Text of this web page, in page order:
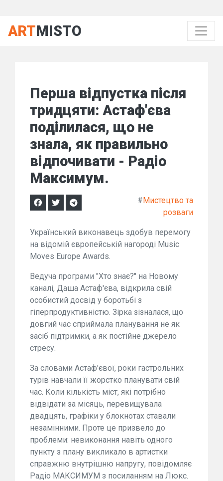
ARTMISTO
Перша відпустка після
тридцяти: Астаф'єва
поділилася, що не
знала, як правильно
відпочивати - Радіо
Максимум.
#Мистецтво та
розваги
Український виконавець здобув перемогу
на відомій європейській нагороді Music
Moves Europe Awards.
Ведуча програми "Хто знає?" на Новому
каналі, Даша Астаф'єва, відкрила свій
особистий досвід у боротьбі з
гіперпродуктивністю. Зірка зізналася, що
довгий час сприймала планування не як
засіб підтримки, а як постійне джерело
стресу.
За словами Астаф'євої, роки гастрольних
турів навчали її жорстко планувати свій
час. Коли кількість міст, які потрібно
відвідати за місяць, перевищувала
двадцять, графіки у блокнотах ставали
незамінними. Проте це призвело до
проблеми: невиконання навіть одного
пункту з плану викликало в артистки
справжню внутрішню напругу, повідомляє
Радіо МАКСИМУМ з посиланням на Люкс.